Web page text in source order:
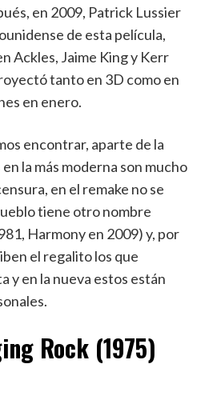
en 2009, Patrick Lussier
de esta película,
Ackles, Jaime King y Kerr
tanto en 3D como en
en enero.
encontrar, aparte de la
la más moderna son mucho
en el remake no se
tiene otro nombre
Harmony en 2009) y, por
el regalito los que
y en la nueva estos están
Rock (1975)